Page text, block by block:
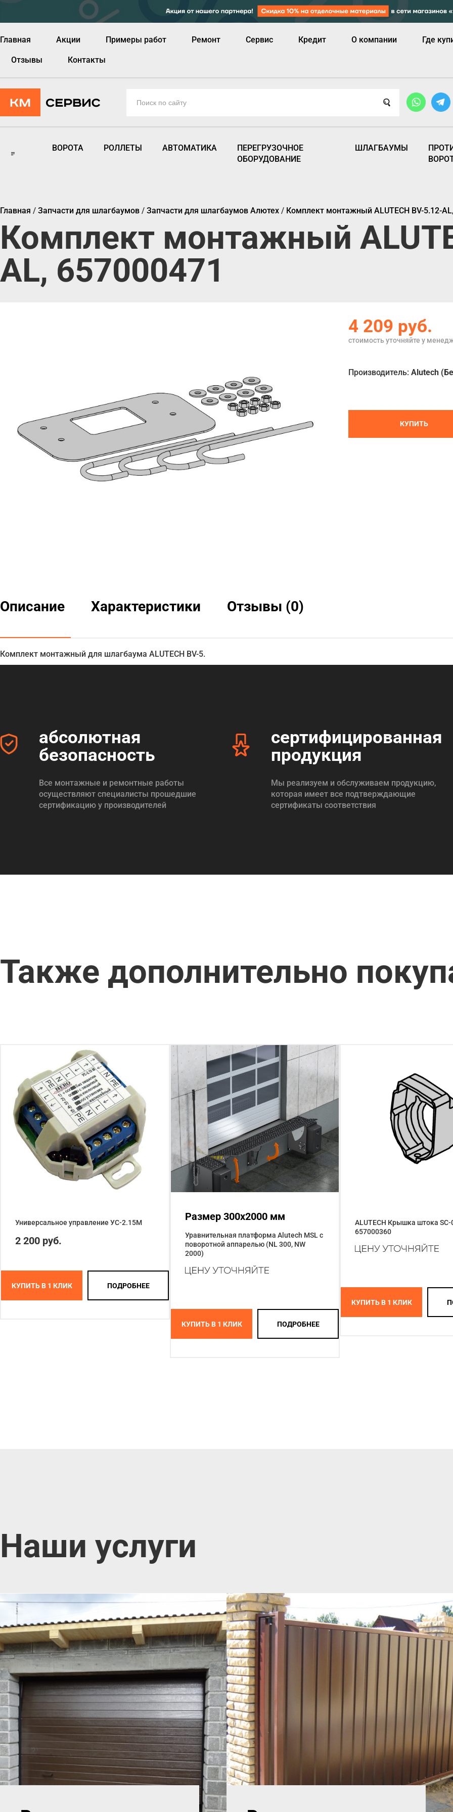
Главная Акции Примеры работ Ремонт Сервис Кредит О компании Где
Отзывы Контакты
ВОРОТА РОЛЛЕТЫ АВТОМАТИКА
ПЕРЕГРУЗОЧНОЕ
ОБОРУДОВАНИЕ
ШЛАГБАУМЫ
Главная / Запчасти для шлагбаумов / Запчасти для шлагбаумов Алютех / Комплект монтажный ALUTECH BV-5.12-
Комплект монтажный
AL, 657000471
4 209 руб.
стоимость уточняйте у
Производитель:Alutech
КУПИТЬ
Описание Характеристики Отзывы (0)
Комплект монтажный для шлагбаума ALUTECH BV-5.
абсолютная
безопасность
Все монтажные и ремонтные работы
осуществляют специалисты прошедшие
сертификацию у производителей
сертифицированная
продукция
Мы реализуем и обслуживаем продукцию,
которая имеет все подтверждающие
сертификаты соответствия
Также дополнительно
Универсальное управление УС-2.15М
2 200 руб.
КУПИТЬ В 1 КЛИК ПОДРОБНЕЕ
Размер 300x2000 мм
Уравнительная платформа Alutech MSL с
поворотной аппарелью (NL 300, NW
2000)
КУПИТЬ В 1 КЛИК ПОДРОБНЕЕ
ALUTECH Крышка штока SC-
657000360
КУПИТЬ В 1 КЛИК
Наши услуги